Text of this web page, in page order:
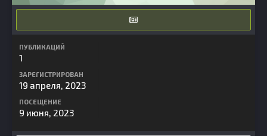
ПУБЛИКАЦИЙ
1
ЗАРЕГИСТРИРОВАН
19 апреля, 2023
ПОСЕЩЕНИЕ
9 июня, 2023